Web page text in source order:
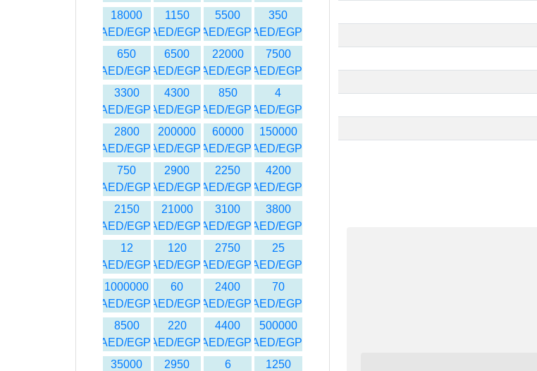
350
AED/EGP
5500
AED/EGP
1150
AED/EGP
18000
AED/EGP
7500
AED/EGP
22000
AED/EGP
6500
AED/EGP
650
AED/EGP
4
AED/EGP
850
AED/EGP
4300
AED/EGP
3300
AED/EGP
150000
AED/EGP
60000
AED/EGP
200000
AED/EGP
2800
AED/EGP
4200
AED/EGP
2250
AED/EGP
2900
AED/EGP
750
AED/EGP
3800
AED/EGP
3100
AED/EGP
21000
AED/EGP
2150
AED/EGP
25
AED/EGP
2750
AED/EGP
120
AED/EGP
12
AED/EGP
70
AED/EGP
2400
AED/EGP
60
AED/EGP
1000000
AED/EGP
500000
AED/EGP
4400
AED/EGP
220
AED/EGP
8500
AED/EGP
1250
6
2950
35000